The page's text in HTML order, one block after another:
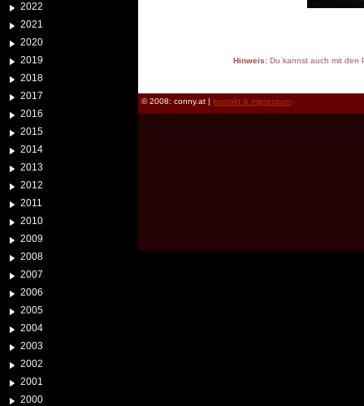
2022
2021
2020
2019
2018
2017
2016
2015
2014
2013
2012
2011
2010
2009
2008
2007
2006
2005
2004
2003
2002
2001
2000
Hinweis:Du kannst auch mit den
© 2008: conny.at | kontakt & impressum